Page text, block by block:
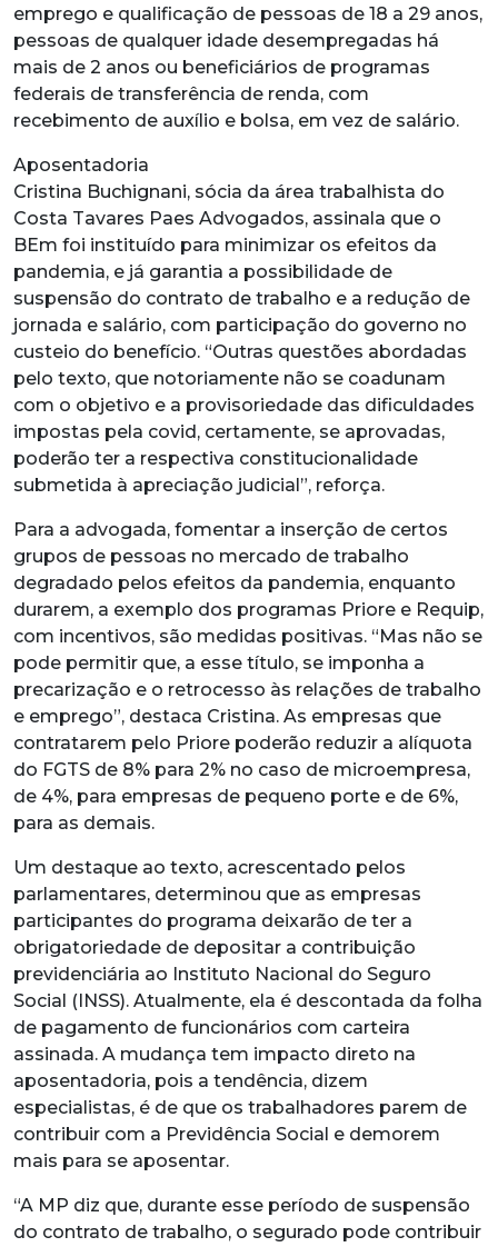
emprego e qualificação de pessoas de 18 a 29 anos,
pessoas de qualquer idade desempregadas há
mais de 2 anos ou beneficiários de programas
federais de transferência de renda, com
recebimento de auxílio e bolsa, em vez de salário.
Aposentadoria
Cristina Buchignani, sócia da área trabalhista do
Costa Tavares Paes Advogados, assinala que o
BEm foi instituído para minimizar os efeitos da
pandemia, e já garantia a possibilidade de
suspensão do contrato de trabalho e a redução de
jornada e salário, com participação do governo no
custeio do benefício. “Outras questões abordadas
pelo texto, que notoriamente não se coadunam
com o objetivo e a provisoriedade das dificuldades
impostas pela covid, certamente, se aprovadas,
poderão ter a respectiva constitucionalidade
submetida à apreciação judicial”, reforça.
Para a advogada, fomentar a inserção de certos
grupos de pessoas no mercado de trabalho
degradado pelos efeitos da pandemia, enquanto
durarem, a exemplo dos programas Priore e Requip,
com incentivos, são medidas positivas. “Mas não se
pode permitir que, a esse título, se imponha a
precarização e o retrocesso às relações de trabalho
e emprego”, destaca Cristina. As empresas que
contratarem pelo Priore poderão reduzir a alíquota
do FGTS de 8% para 2% no caso de microempresa,
de 4%, para empresas de pequeno porte e de 6%,
para as demais.
Um destaque ao texto, acrescentado pelos
parlamentares, determinou que as empresas
participantes do programa deixarão de ter a
obrigatoriedade de depositar a contribuição
previdenciária ao Instituto Nacional do Seguro
Social (INSS). Atualmente, ela é descontada da folha
de pagamento de funcionários com carteira
assinada. A mudança tem impacto direto na
aposentadoria, pois a tendência, dizem
especialistas, é de que os trabalhadores parem de
contribuir com a Previdência Social e demorem
mais para se aposentar.
“A MP diz que, durante esse período de suspensão
do contrato de trabalho, o segurado pode contribuir